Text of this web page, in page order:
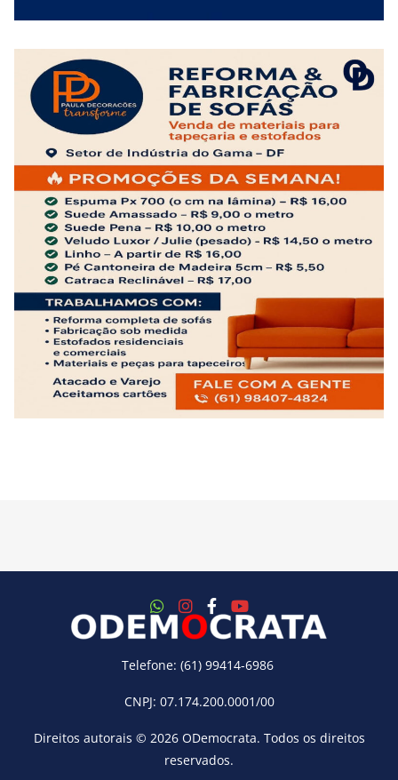
Telefone: (61) 99414-6986
CNPJ: 07.174.200.0001/00
Direitos autorais © 2026 ODemocrata. Todos os direitos
reservados.